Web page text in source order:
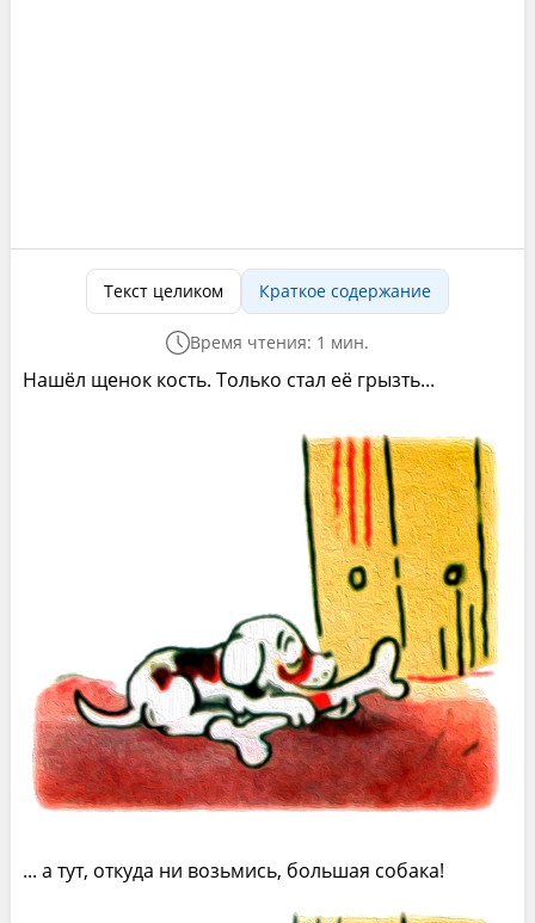
Текст целиком Краткое содержание
Время чтения: 1 мин.
Нашёл щенок кость. Только стал её грызть...
... а тут, откуда ни возьмись, большая собака!